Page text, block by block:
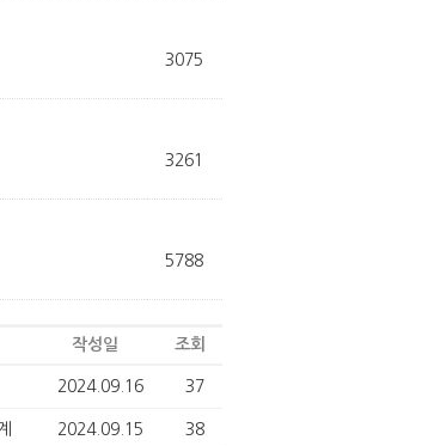
3075
3261
5788
작성일 조회
2024.09.16 37
2024.09.15 38